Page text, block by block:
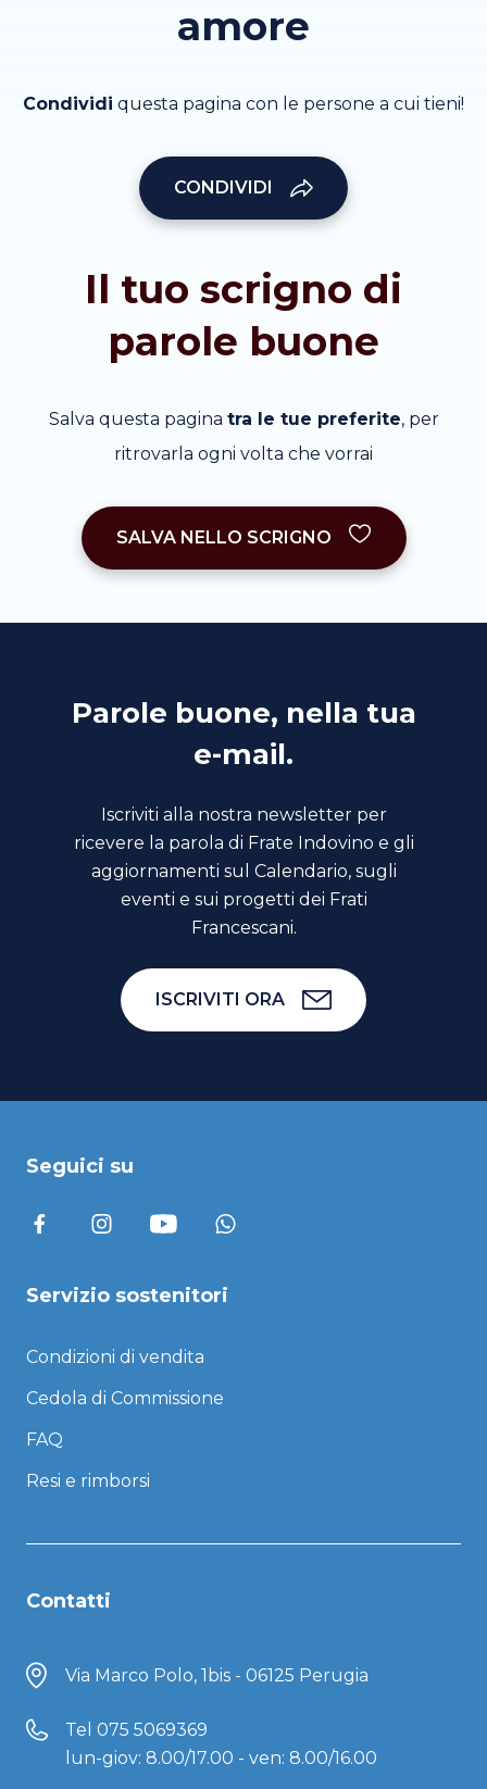
amore
Condividi questa pagina con le persone a cui tieni!
CONDIVIDI
Il tuo scrigno di
parole buone
Salva questa pagina tra le tue preferite, per
ritrovarla ogni volta che vorrai
SALVA NELLO SCRIGNO
Parole buone, nella tua
e-mail.
Iscriviti alla nostra newsletter per
ricevere la parola di Frate Indovino e gli
aggiornamenti sul Calendario, sugli
eventi e sui progetti dei Frati
Francescani.
ISCRIVITI ORA
Seguici su
Servizio sostenitori
Condizioni di vendita
Cedola di Commissione
FAQ
Resi e rimborsi
Contatti
Via Marco Polo, 1bis - 06125 Perugia
Tel 075 5069369
lun-giov: 8.00/17.00 - ven: 8.00/16.00